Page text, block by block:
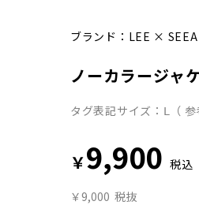
ブランド： LEE ×
ノーカラージャ
タグ表記サイズ：Ⅼ（ 参
￥9,900 税込
￥9,000 税抜